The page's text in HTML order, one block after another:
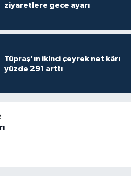
ziyaretlere gece ayarı
Tüpraş’ın ikinci çeyrek net kârı
yüzde 291 arttı